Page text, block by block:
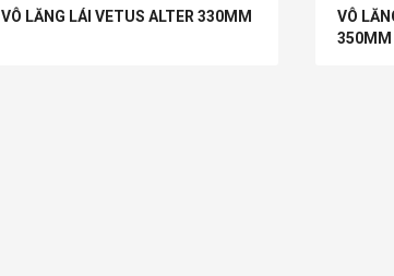
VÔ LĂNG LÁI VETUS ALTER 330MM
VÔ
350MM